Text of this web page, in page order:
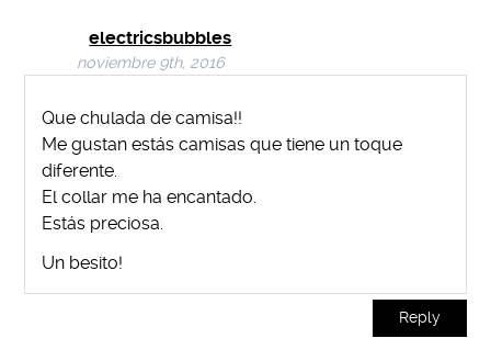
electricsbubbles
noviembre 9th, 2016
Que chulada de camisa!!
Me gustan estás camisas que tiene un toque
diferente.
El collar me ha encantado.
Estás preciosa.
Un besito!
Reply